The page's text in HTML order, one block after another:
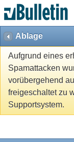
Ablage
Aufgrund eines
Spamattacken
vorübergehend
freigeschaltet zu
Supportsystem.